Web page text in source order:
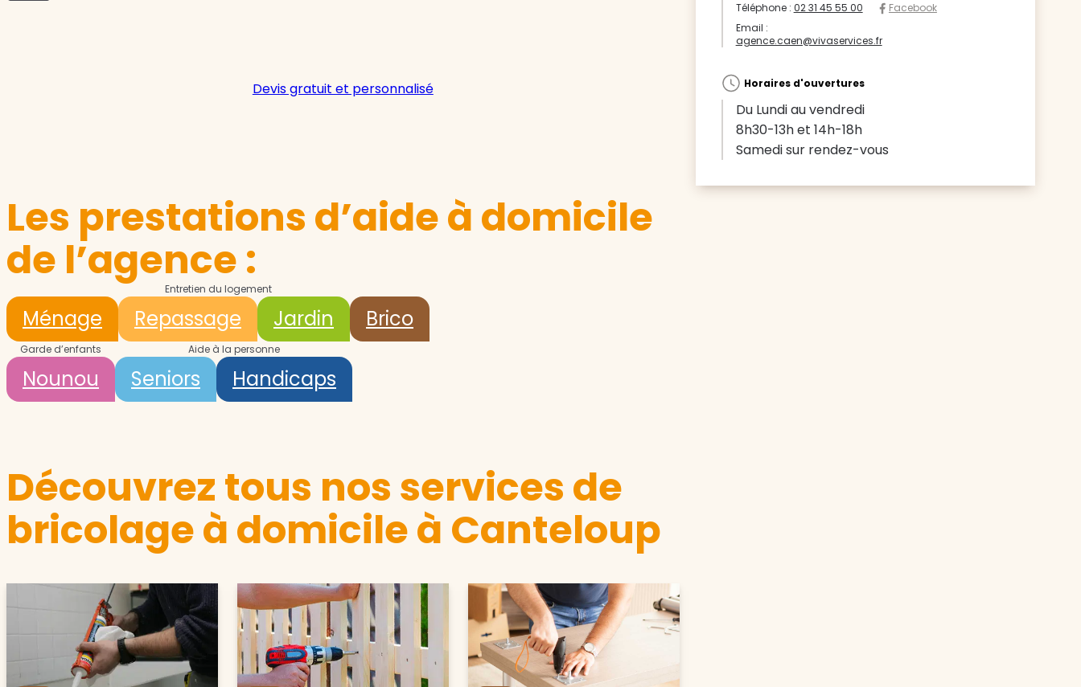
Devis gratuit et personnalisé
Les prestations d’aide à domicile
de l’agence :
Entretien du logement
Ménage Repassage Jardin Brico
Garde d’enfants
Nounou
Aide à la personne
Seniors Handicaps
Découvrez tous nos services de
bricolage à domicile à Canteloup
Téléphone : 02 31 45 55 00
Facebook
Email :
agence.caen@vivaservices.fr
Horaires d'ouvertures
Du Lundi au vendredi
8h30-13h et 14h-18h
Samedi sur rendez-vous